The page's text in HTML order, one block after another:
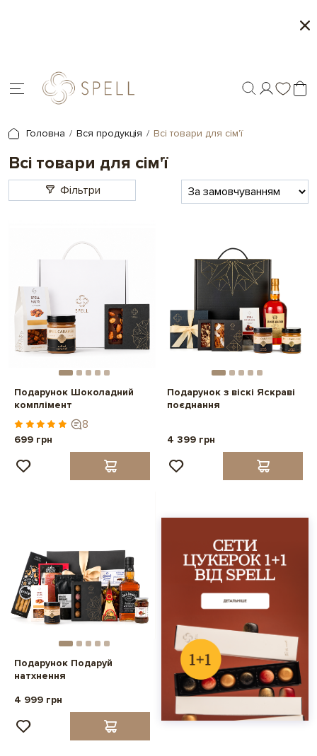
Головна Вся продукція Всі товари для сім'ї
Всі товари для сім'ї
Фільтри
Подарунок Шоколадний
комплімент
8
699 грн
Подарунок з віскі Яскраві
поєднання
4 399 грн
Подарунок Подаруй
натхнення
4 999 грн